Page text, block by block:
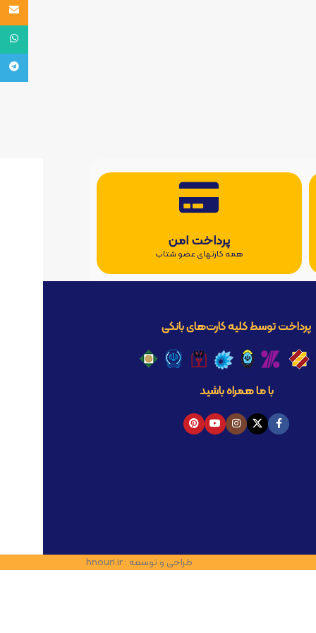
پرداخت امن
همه کارتهای عضو شتاب
پرداخت توسط کلیه کارت‌های بانکی
با ما همراه باشید
طراحی و توسعه : hnouri.ir
ایمیل
تلگرام